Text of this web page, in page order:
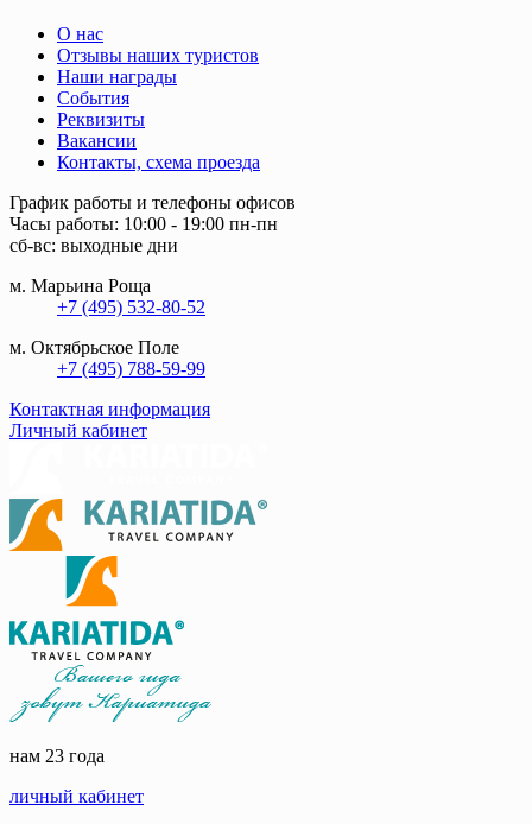
О нас
Отзывы наших туристов
Наши награды
События
Реквизиты
Вакансии
Контакты, схема проезда
График работы и телефоны офисов
Часы работы: 10:00 - 19:00 пн-пн
сб-вс: выходные дни
м. Марьина Роща
+7 (495) 532-80-52
м. Октябрьское Поле
+7 (495) 788-59-99
Контактная информация
Личный кабинет
нам 23 года
личный кабинет